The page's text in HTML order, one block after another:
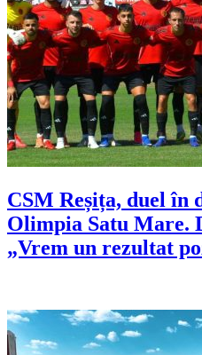
CSM Reșița, duel în
Olimpia Satu Mare.
„Vrem un rezultat